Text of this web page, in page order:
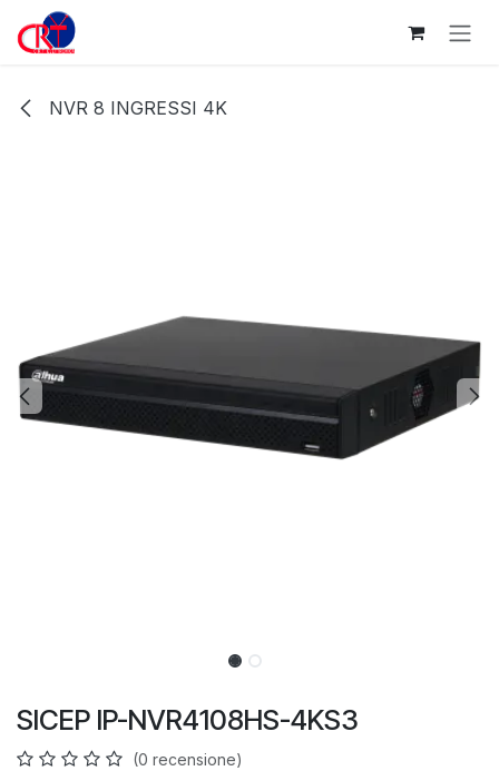
Passa al contenuto
NVR 8 INGRESSI 4K
SICEP IP-NVR4108HS-4KS3
(0 recensione)